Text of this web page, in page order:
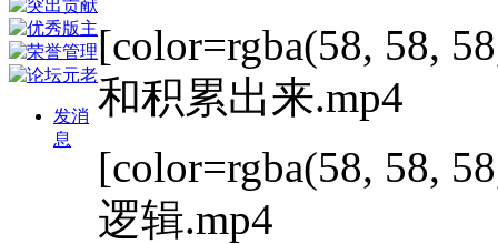
发消
息
[color=rgba(58, 58,
和积累出来.mp4
[color=rgba(58, 58,
逻辑.mp4